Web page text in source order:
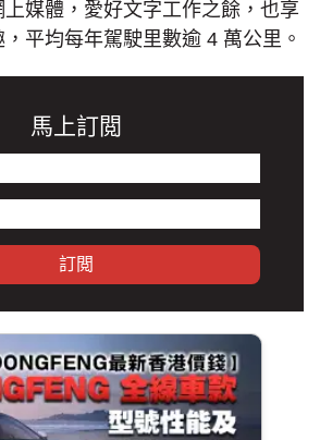
媒體，愛好文字工作之餘，也享
平均每年駕駛里數逾 4 萬公里。
馬上訂閲
訂閲